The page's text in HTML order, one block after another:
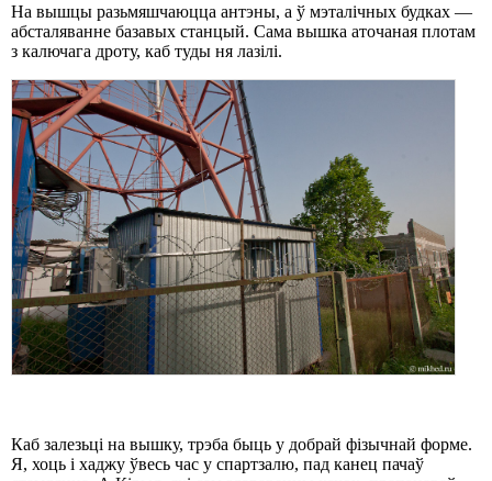
На вышцы разьмяшчаюцца антэны, а ў мэталічных будках —
абсталяванне базавых станцый. Сама вышка аточаная плотам
з калючага дроту, каб туды ня лазілі.
Каб залезьці на вышку, трэба быць у добрай фізычнай форме.
Я, хоць і хаджу ўвесь час у спартзалю, пад канец пачаў